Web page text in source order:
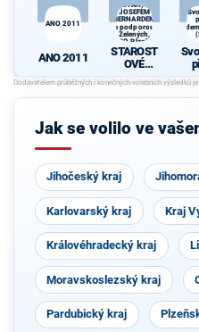
ANO 2011
ANO 2011
(STAN) s
JOSEFEM
BERNARDEM
a podporou
Zelených,
PRO Plzeň a
Idealistů
STAROST
OVÉ
(STAN) s
JOSEFEM
BERNARD
podporou
a Idealistů
e
Jak se volilo ve
Jihočeský kraj
Karlovarský kraj Kraj
Královéhradecký kraj
Moravskoslezský kraj
Pardubický kraj